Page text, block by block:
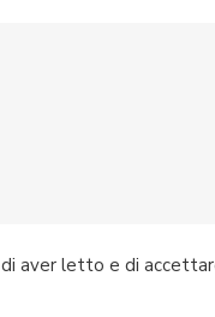
aver letto e di